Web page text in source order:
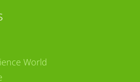
World